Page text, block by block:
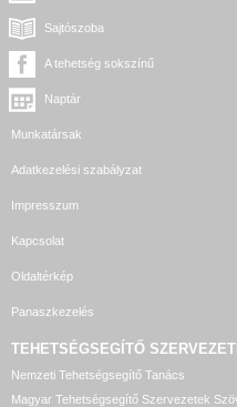
Sajtószoba
A tehetség sokszínű
Naptár
Munkatársak
Adatkezelési szabályzat
Impresszum
Kapcsolat
Oldaltérkép
Panaszkezelés
TEHETSÉGSEGÍTŐ
Nemzeti Tehetségsegítő Tanács
Magyar Tehetségsegítő Szervezetek